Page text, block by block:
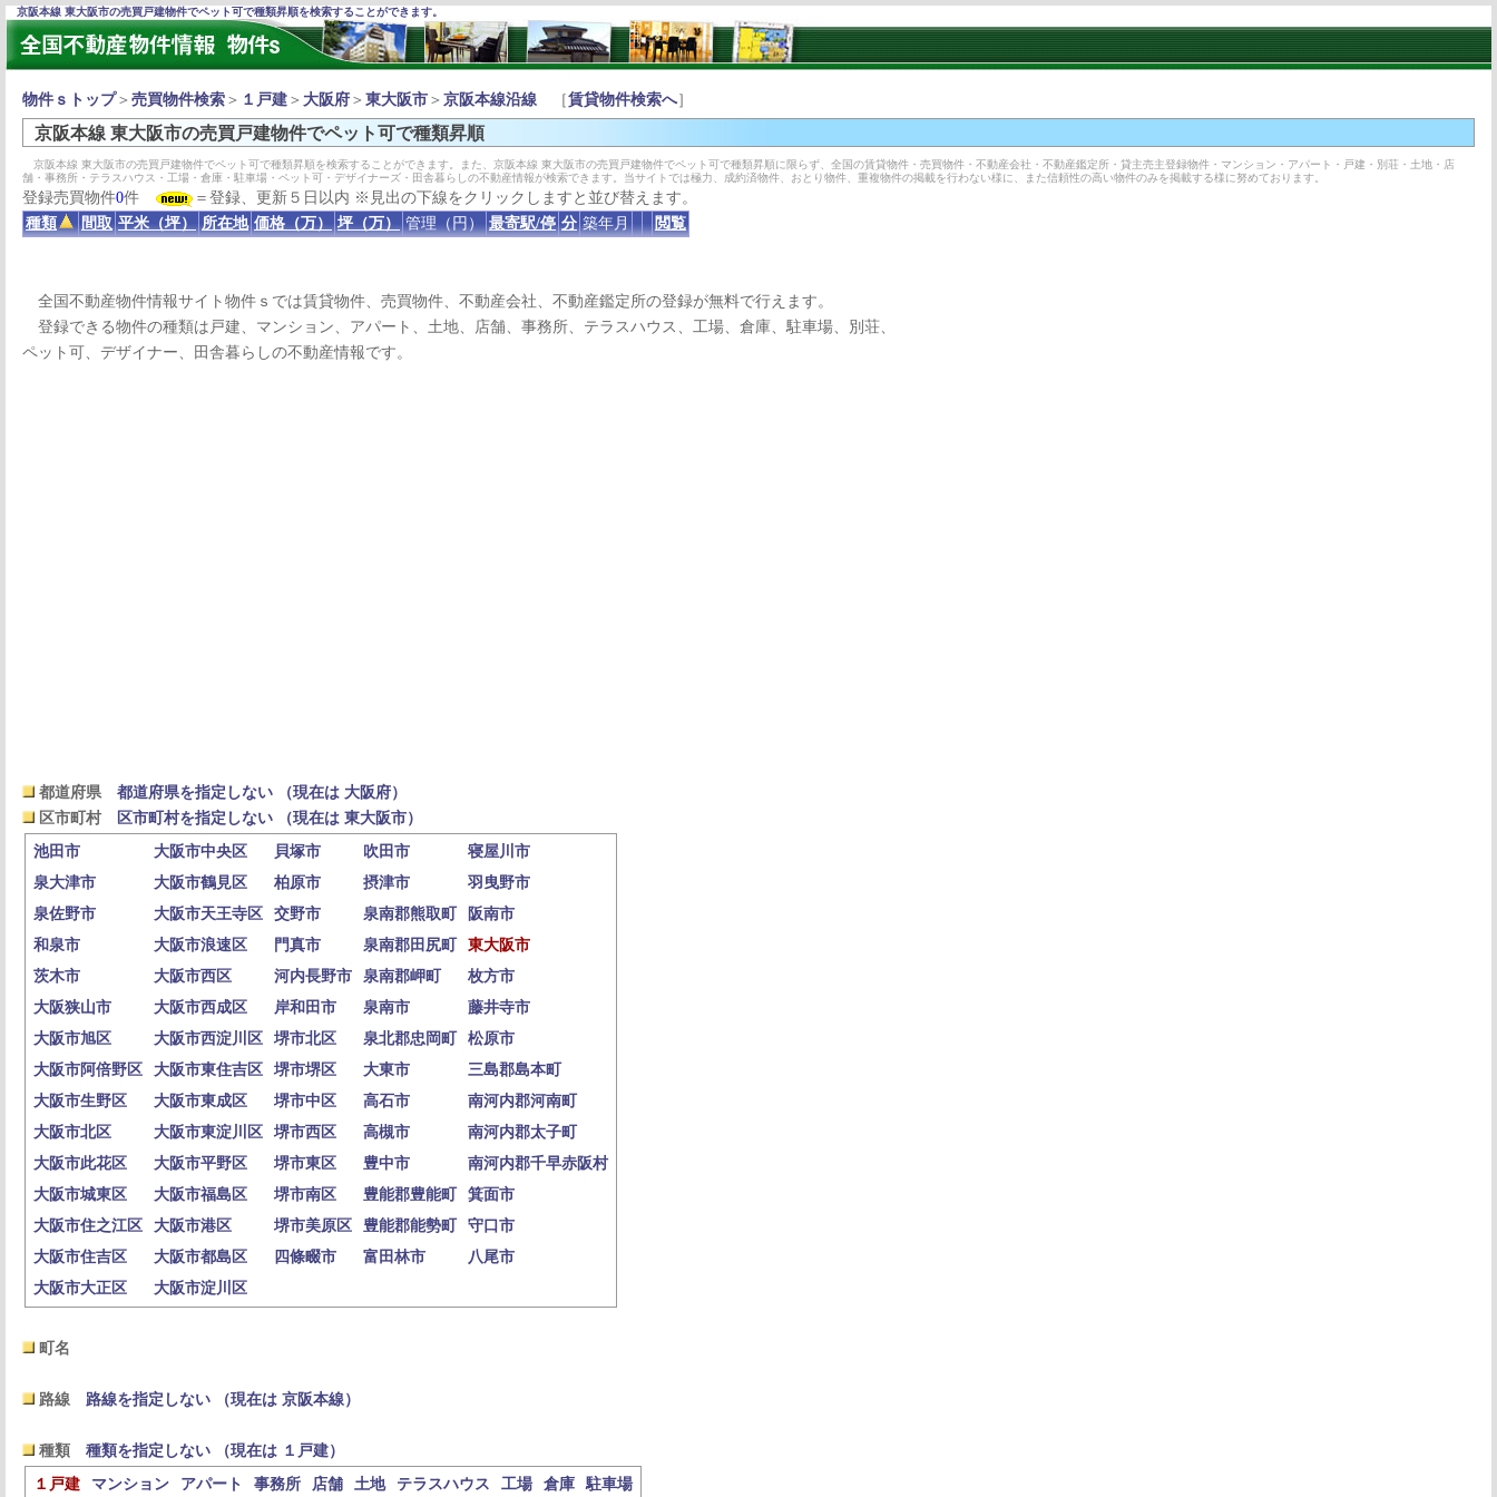
京阪本線 東大阪市の売買戸建物件でペット可で種類昇順を検索することができます。
物件ｓトップ＞ 売買物件検索 ＞ １戸建 ＞ 大阪府 ＞ 東大阪市 ＞ 京阪本線沿線 ［賃貸物件検索へ］
京阪本線 東大阪市の売買戸建物件でペット可で種類昇順
京阪本線 東大阪市の売買戸建物件でペット可で種類昇順を検索することができます。また、京阪本線 東大阪市の売買戸建物件でペット可で種類昇順に限らず、全国の賃貸物件・売買物件・不動産会社・不動産鑑定所・貸主売主登録物件・マンション・アパート・戸建・別荘・土地・店
舗・事務所・テラスハウス・工場・倉庫・駐車場・ペット可・デザイナーズ・田舎暮らしの不動産情報が検索できます。当サイトでは極力、成約済物件、おとり物件、重複物件の掲載を行わない様に、また信頼性の高い物件のみを掲載する様に努めております。
登録売買物件0件
＝登録、更新５日以内 ※見出の下線をクリックしますと並び替えます。
種類
間取 平米（坪） 所在地 価格（万） 坪（万） 管理（円） 最寄駅/停 分 築年月 閲覧
全国不動産物件情報サイト物件ｓでは賃貸物件、売買物件、不動産会社、不動産鑑定所の登録が無料で行えます。
登録できる物件の種類は戸建、マンション、アパート、土地、店舗、事務所、テラスハウス、工場、倉庫、駐車場、別荘、
ペット可、デザイナー、田舎暮らしの不動産情報です。
都道府県
都道府県を指定しない （現在は 大阪府）
区市町村
区市町村を指定しない （現在は 東大阪市）
池田市
大阪市中央区 貝塚市 吹田市
寝屋川市
泉大津市
大阪市鶴見区 柏原市 摂津市
羽曳野市
泉佐野市
大阪市天王寺区 交野市 泉南郡熊取町
阪南市
和泉市
大阪市浪速区 門真市 泉南郡田尻町
東大阪市
茨木市
大阪市西区 河内長野市 泉南郡岬町
枚方市
大阪狭山市
大阪市西成区 岸和田市 泉南市
藤井寺市
大阪市旭区
大阪市西淀川区 堺市北区 泉北郡忠岡町
松原市
大阪市阿倍野区
大阪市東住吉区 堺市堺区 大東市
三島郡島本町
大阪市生野区
大阪市東成区 堺市中区 高石市
南河内郡河南町
大阪市北区
大阪市東淀川区 堺市西区 高槻市
南河内郡太子町
大阪市此花区
大阪市平野区 堺市東区 豊中市
南河内郡千早赤阪村
大阪市城東区
大阪市福島区 堺市南区 豊能郡豊能町
箕面市
大阪市住之江区
大阪市港区 堺市美原区 豊能郡能勢町
守口市
大阪市住吉区
大阪市都島区 四條畷市 富田林市
八尾市
大阪市大正区
大阪市淀川区
町名
路線 路線を指定しない （現在は 京阪本線）
種類
種類を指定しない （現在は １戸建）
１戸建
マンション アパート 事務所 店舗 土地 テラスハウス 工場 倉庫 駐車場